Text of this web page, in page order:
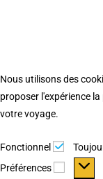
Nous utilisons des
proposer l'expérience
votre voyage.
Fonctionnel
Préférences